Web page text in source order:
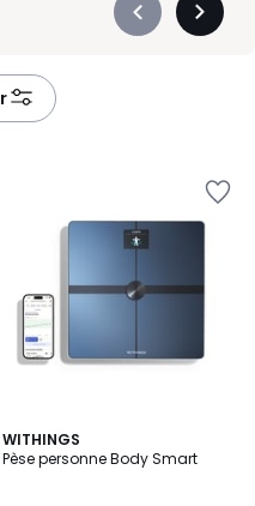
Précédent
WITHINGS
Pèse personne Body Smart
4,5
/ 5